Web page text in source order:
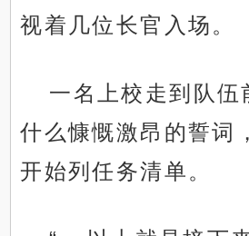
视着几位长官入场。
一名上校走到队伍
什么慷慨激昂的誓词
开始列任务清单。